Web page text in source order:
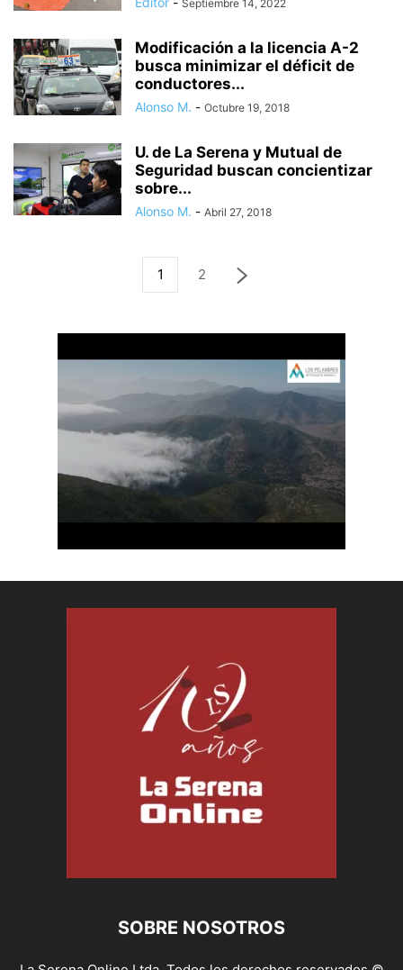
Septiembre 14, 2022
Modificación a la licencia A-2
busca minimizar el déficit de
conductores...
Alonso M. - Octubre 19, 2018
U. de La Serena y Mutual de
Seguridad buscan concientizar
sobre...
Alonso M. - Abril 27, 2018
1 2
SOBRE NOSOTROS